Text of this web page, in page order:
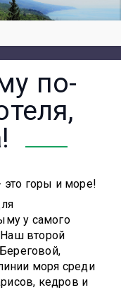
по-
горы и море!
у самого
второй
моря среди
кедров и